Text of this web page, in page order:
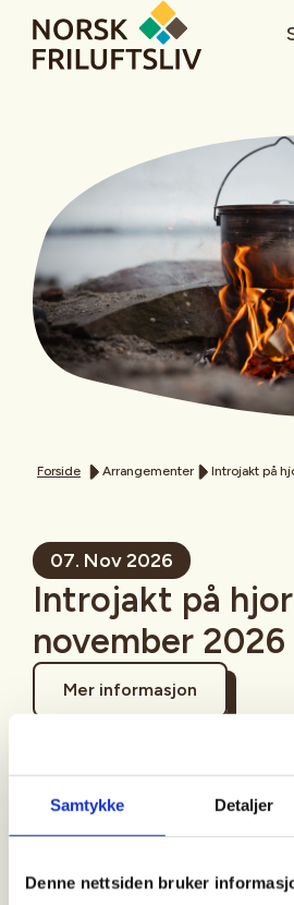
Samtykke Detaljer
Denne nettsiden bruker
Forside Arrangementer Introjakt på
07. Nov 2026
Introjakt på
november 2026
Mer informasjon